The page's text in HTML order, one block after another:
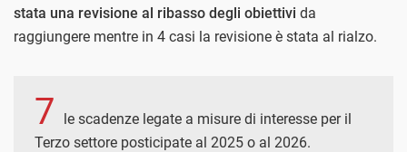
stata una revisione al ribasso degli obiettivi da
raggiungere mentre in 4 casi la revisione è stata al rialzo.
7
le scadenze legate a misure di interesse per il
Terzo settore posticipate al 2025 o al 2026.